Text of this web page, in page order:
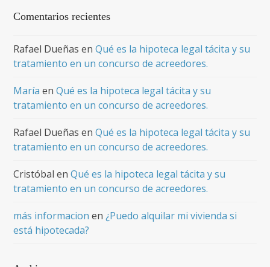
Comentarios recientes
Rafael Dueñas enQué es la hipoteca legal tácita y su
tratamiento en un concurso de acreedores.
María enQué es la hipoteca legal tácita y su
tratamiento en un concurso de acreedores.
Rafael Dueñas enQué es la hipoteca legal tácita y su
tratamiento en un concurso de acreedores.
Cristóbal enQué es la hipoteca legal tácita y su
tratamiento en un concurso de acreedores.
más informacion en¿Puedo alquilar mi vivienda si
está hipotecada?